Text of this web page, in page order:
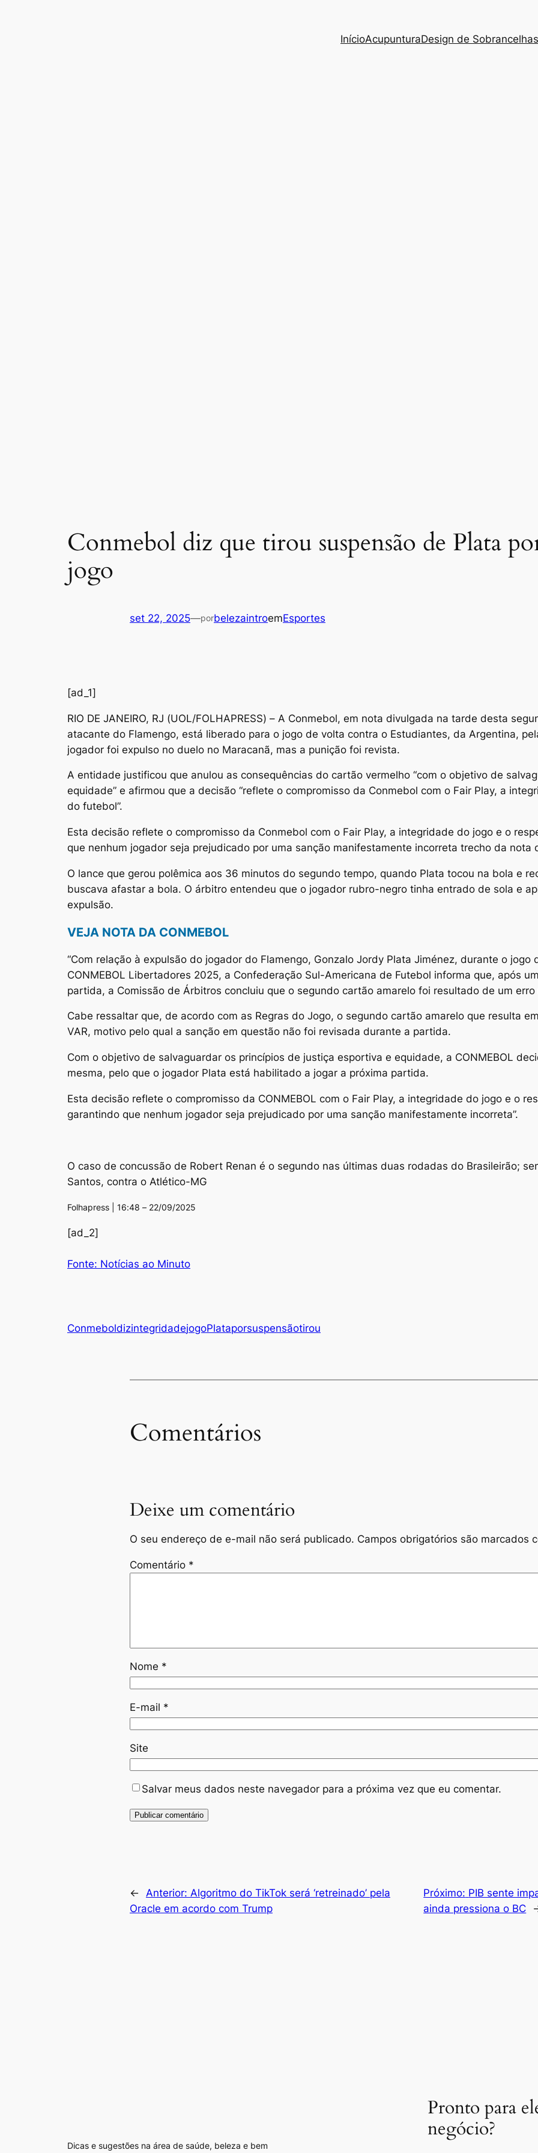
InícioAcupunturaDesign de Sobrancelhas
Conmebol diz que tirou suspensão de Plata
jogo
set 22, 2025—porbelezaintroemEsportes
[ad_1]
RIO DE JANEIRO, RJ (UOL/FOLHAPRESS) – A Conmebol, em nota divulgada na tarde desta
atacante do Flamengo, está liberado para o jogo de volta contra o Estudiantes, da Argentina,
jogador foi expulso no duelo no Maracanã, mas a punição foi revista.
A entidade justificou que anulou as consequências do cartão vermelho “com o objetivo de
equidade” e afirmou que a decisão “reflete o compromisso da Conmebol com o Fair Play, a
do futebol”.
Esta decisão reflete o compromisso da Conmebol com o Fair Play, a integridade do jogo e o
que nenhum jogador seja prejudicado por uma sanção manifestamente incorreta trecho da nota
O lance que gerou polêmica aos 36 minutos do segundo tempo, quando Plata tocou na bola e
buscava afastar a bola. O árbitro entendeu que o jogador rubro-negro tinha entrado de sola e
expulsão.
VEJA NOTA DA CONMEBOL
“Com relação à expulsão do jogador do Flamengo, Gonzalo Jordy Plata Jiménez, durante o
CONMEBOL Libertadores 2025, a Confederação Sul-Americana de Futebol informa que, após
partida, a Comissão de Árbitros concluiu que o segundo cartão amarelo foi resultado de um erro
Cabe ressaltar que, de acordo com as Regras do Jogo, o segundo cartão amarelo que resulta
VAR, motivo pelo qual a sanção em questão não foi revisada durante a partida.
Com o objetivo de salvaguardar os princípios de justiça esportiva e equidade, a CONMEBOL
mesma, pelo que o jogador Plata está habilitado a jogar a próxima partida.
Esta decisão reflete o compromisso da CONMEBOL com o Fair Play, a integridade do jogo e o
garantindo que nenhum jogador seja prejudicado por uma sanção manifestamente incorreta”.
O caso de concussão de Robert Renan é o segundo nas últimas duas rodadas do Brasileirão;
Santos, contra o Atlético-MG
Folhapress | 16:48 – 22/09/2025
[ad_2]
Fonte: Notícias ao Minuto
ConmeboldizintegridadejogoPlataporsuspensãotirou
Comentários
Deixe um comentário
O seu endereço de e-mail não será publicado. Campos obrigatórios são marcados
Comentário *
Nome *
E-mail *
Site
Salvar meus dados neste navegador para a próxima vez que eu comentar.
← Anterior: Algoritmo do TikTok será ‘retreinado’ pela
Oracle em acordo com Trump
Próximo: PIB sente
ainda pressiona o BC
Dicas e sugestões na área de saúde, beleza e bem
Pronto para
negócio?